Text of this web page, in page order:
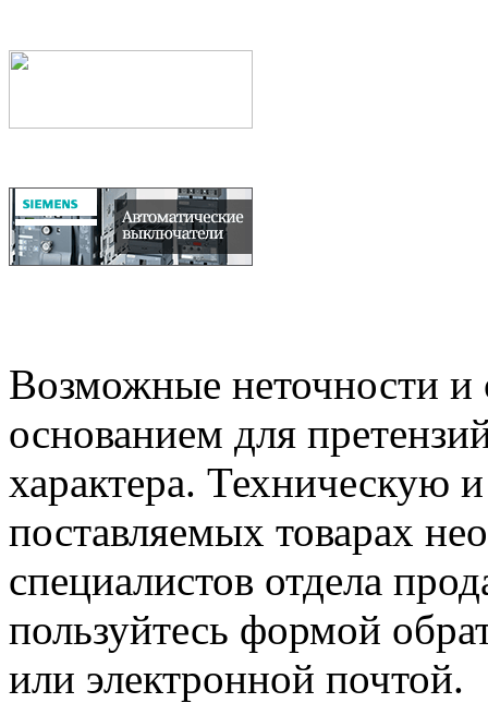
Возможные неточности и
основанием для
характера.
поставляемых товарах
специалистов отдела
пользуйтесь формой
или электронной почтой.